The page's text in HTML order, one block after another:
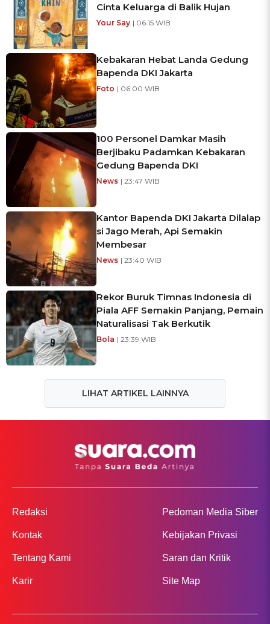
Cinta Keluarga di Balik Hujan
Your Say | 06:15 WIB
Kebakaran Hebat Landa Gedung
Bapenda DKI Jakarta
Foto | 06:00 WIB
100 Personel Damkar Masih
Berjibaku Padamkan Kebakaran
Gedung Bapenda DKI
News | 23:47 WIB
Kantor Bapenda DKI Jakarta Dilalap
si Jago Merah, Api Semakin
Membesar
News | 23:40 WIB
Rekor Buruk Timnas Indonesia di
Piala AFF Semakin Panjang, Pemain
Naturalisasi Tak Berkutik
Bola | 23:39 WIB
LIHAT ARTIKEL LAINNYA
Redaksi
Kontak
Tentang Kami
Karir
Pedoman Media Siber
Kebijakan Privasi
Saran dan Kritik
Site Map